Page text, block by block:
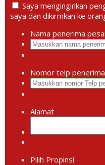
Saya menginginkan
saya dan dikirmkan ke
Nama penerima
Nomor telp
Alamat
Pilih Propinsi